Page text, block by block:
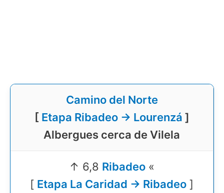
Camino del Norte
[ Etapa Ribadeo → Lourenzá ]
Albergues cerca de Vilela
↑ 6,8 Ribadeo «
[ Etapa La Caridad → Ribadeo ]